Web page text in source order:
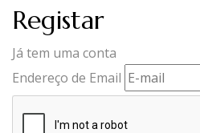
Registar
Já tem uma conta
Endereço de Email